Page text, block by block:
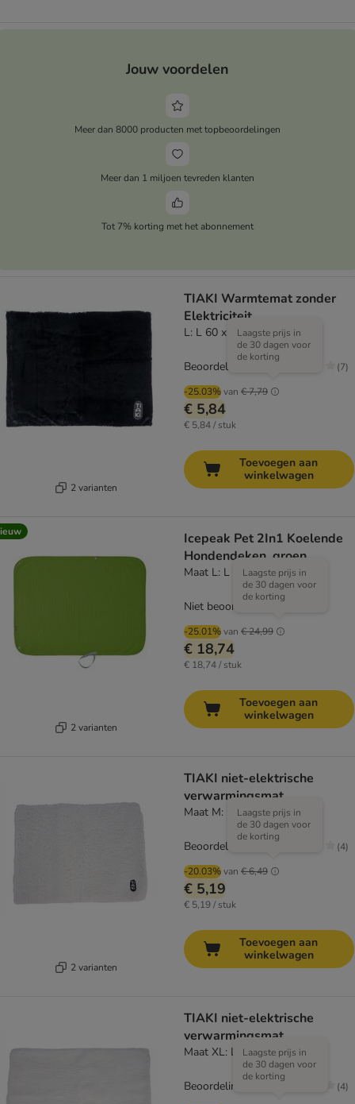
Jouw voordelen
Meer dan 8000 producten met topbeoordelingen
Meer dan 1 miljoen tevreden klanten
Tot 7% korting met het abonnement
2 varianten
TIAKI Warmtemat zonder
Elektriciteit
L: L 60 x B 75 cm
-25.03%van € 7,79
Laagste prijs in
de 30 dagen voor
de korting
€ 5,84
€ 5,84 / stuk
Beoordeling: 1.9/5 (7)
Toevoegen aan
winkelwagen
2 varianten
Icepeak Pet 2In1 Koelende
Hondendeken, groen
Maat L: L 62 x B 84 cm
-25.01%van € 24,99
Laagste prijs in
de 30 dagen voor
de korting
€ 18,74
€ 18,74 / stuk
Niet beoordeeld
Toevoegen aan
winkelwagen
2 varianten
TIAKI niet-elektrische
verwarmingsmat
Maat M: L 60 x B 45 cm
-20.03%van € 6,49
Laagste prijs in
de 30 dagen voor
de korting
€ 5,19
€ 5,19 / stuk
Beoordeling: 2.8/5 (4)
Toevoegen aan
winkelwagen
TIAKI niet-elektrische
verwarmingsmat
Maat XL: L 110 x B 70 cm
Laagste prijs in
de 30 dagen voor
de korting
Beoordeling: 2.8/5 (4)